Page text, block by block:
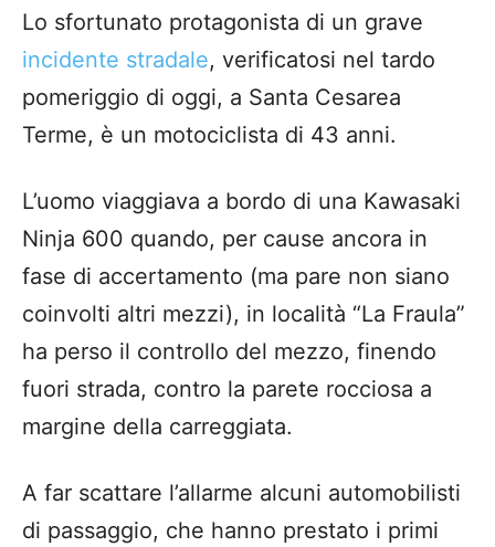
Lo sfortunato protagonista di un grave
incidente stradale, verificatosi nel tardo
pomeriggio di oggi, a Santa Cesarea
Terme, è un motociclista di 43 anni.
L’uomo viaggiava a bordo di una Kawasaki
Ninja 600 quando, per cause ancora in
fase di accertamento (ma pare non siano
coinvolti altri mezzi), in località “La Fraula”
ha perso il controllo del mezzo, finendo
fuori strada, contro la parete rocciosa a
margine della carreggiata.
A far scattare l’allarme alcuni automobilisti
di passaggio, che hanno prestato i primi